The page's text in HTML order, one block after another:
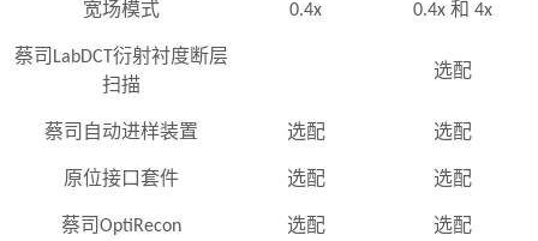
宽场模式 0.4x 0.4x 和 4x
蔡司LabDCT衍射衬度断层
扫描
选配
蔡司自动进样装置 选配 选配
原位接口套件 选配 选配
蔡司OptiRecon 选配 选配